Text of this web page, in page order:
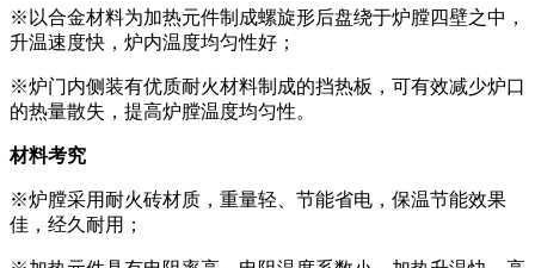
※以合金材料为加热元件制成螺旋形后盘绕于炉膛四壁之中，
升温速度快，炉内温度均匀性好；
※炉门内侧装有优质耐火材料制成的挡热板，可有效减少炉口
的热量散失，提高炉膛温度均匀性。
材料考究
※炉膛采用耐火砖材质，重量轻、节能省电，保温节能效果
佳，经久耐用；